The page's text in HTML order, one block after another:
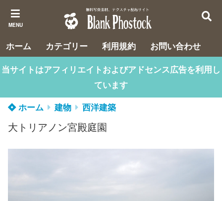
MENU
ホーム カテゴリー 利用規約
お問い合わせ
当サイトはアフィリエイトおよびアドセンス広告を利用し
ています
ホーム
建物 西洋建築
大トリアノン宮殿庭園